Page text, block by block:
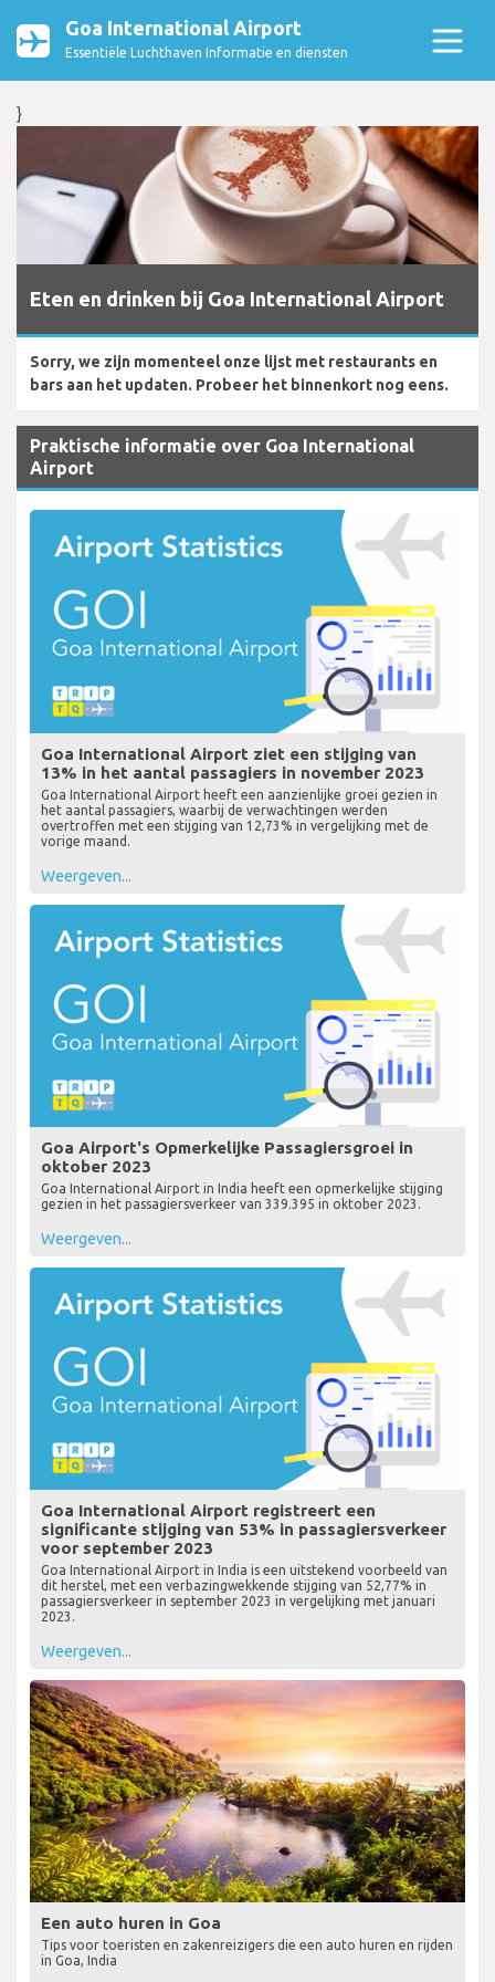
Goa International Airport
Essentiële Luchthaven Informatie en diensten
}
Eten en drinken bij Goa International Airport
Sorry, we zijn momenteel onze lijst met restaurants en
bars aan het updaten. Probeer het binnenkort nog eens.
Praktische informatie over Goa International
Airport
Goa International Airport ziet een stijging van
13% in het aantal passagiers in november 2023
Goa International Airport heeft een aanzienlijke groei gezien in
het aantal passagiers, waarbij de verwachtingen werden
overtroffen met een stijging van 12,73% in vergelijking met de
vorige maand.
Weergeven...
Goa Airport's Opmerkelijke Passagiersgroei in
oktober 2023
Goa International Airport in India heeft een opmerkelijke stijging
gezien in het passagiersverkeer van 339.395 in oktober 2023.
Weergeven...
Goa International Airport registreert een
significante stijging van 53% in passagiersverkeer
voor september 2023
Goa International Airport in India is een uitstekend voorbeeld van
dit herstel, met een verbazingwekkende stijging van 52,77% in
passagiersverkeer in september 2023 in vergelijking met januari
2023.
Weergeven...
Een auto huren in Goa
Tips voor toeristen en zakenreizigers die een auto huren en rijden
in Goa, India